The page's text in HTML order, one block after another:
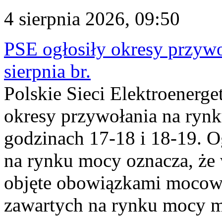
4 sierpnia 2026, 09:50
PSE ogłosiły okresy
sierpnia br.
Polskie Sieci
okresy przywołania na
godzinach 17-18 i 18-19.
na rynku mocy oznacza,
objęte obowiązkami
zawartych na rynku mocy